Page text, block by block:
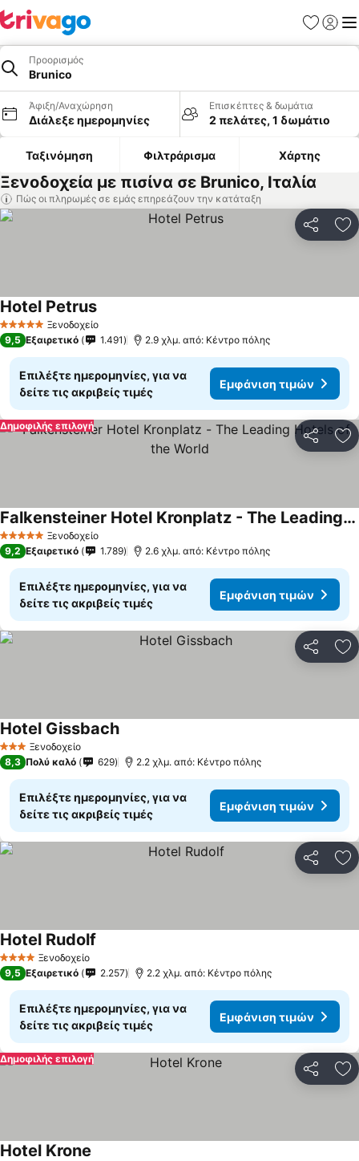
Προορισμός
Brunico
Άφιξη/Αναχώρηση
Διάλεξε ημερομηνίες
Επισκέπτες & δωμάτια
2 πελάτες, 1 δωμάτιο
Ταξινόμηση Φιλτράρισμα Χάρτης
Ξενοδοχεία με πισίνα σε Brunico, Ιταλία
Πώς οι πληρωμές σε εμάς επηρεάζουν την κατάταξη
5 Αστέρια Ξενοδοχείο
Hotel PetrusΕμφάνιση τιμών
9,5 Εξαιρετικό 1.491 2.9 χλμ. από: Κέντρο πόλης
Επιλέξτε ημερομηνίες, για να
δείτε τις ακριβείς τιμές
Εμφάνιση τιμών
Δημοφιλής επιλογή
5 Αστέρια Ξενοδοχείο
Falkensteiner Hotel Kronplatz - The Leading Hotels of the World
Εμφάνιση τιμών
9,2 Εξαιρετικό 1.789 2.6 χλμ. από: Κέντρο πόλης
Επιλέξτε ημερομηνίες, για να
δείτε τις ακριβείς τιμές
Εμφάνιση τιμών
3 ΑστέριαΞενοδοχείο
Hotel GissbachΕμφάνιση τιμών
8,3 Πολύ καλό 629 2.2 χλμ. από: Κέντρο πόλης
Επιλέξτε ημερομηνίες, για να
δείτε τις ακριβείς τιμές
Εμφάνιση τιμών
4 ΑστέριαΞενοδοχείο
Hotel Rudolf
9,5 Εξαιρετικό 2.257 2.2 χλμ. από: Κέντρο πόλης
Επιλέξτε ημερομηνίες, για να
δείτε τις ακριβείς τιμές
Εμφάνιση τιμών
Δημοφιλής επιλογή
Hotel Krone